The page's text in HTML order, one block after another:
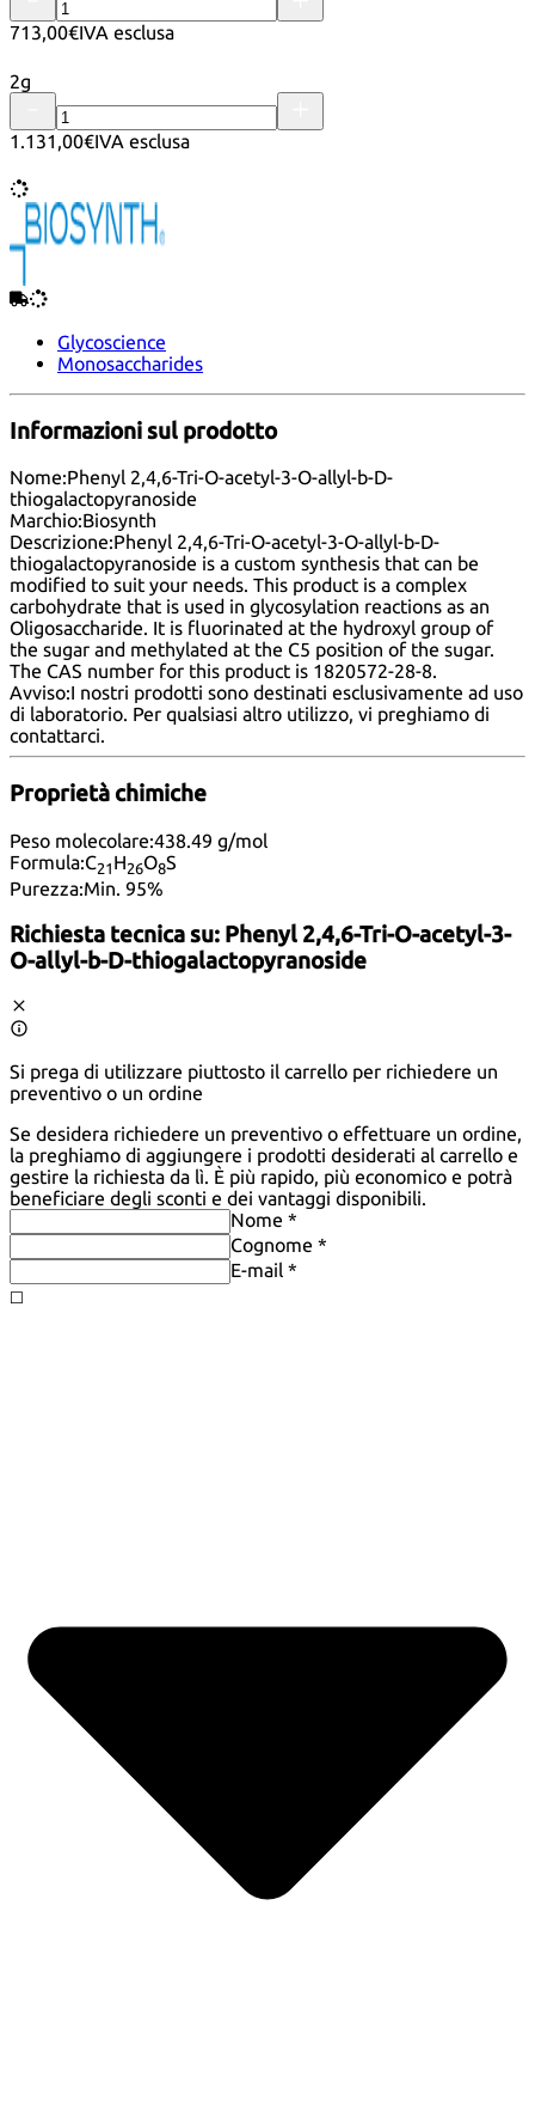
713,00€IVA esclusa
2g
1.131,00€IVA esclusa
Glycoscience
Monosaccharides
Informazioni sul prodotto
Nome:Phenyl 2,4,6-Tri-O-acetyl-3-O-allyl-b-D-
thiogalactopyranoside
Marchio:Biosynth
Descrizione:Phenyl 2,4,6-Tri-O-acetyl-3-O-allyl-b-D-
thiogalactopyranoside is a custom synthesis that can be
modified to suit your needs. This product is a complex
carbohydrate that is used in glycosylation reactions as an
Oligosaccharide. It is fluorinated at the hydroxyl group of
the sugar and methylated at the C5 position of the sugar.
The CAS number for this product is 1820572-28-8.
Avviso:I nostri prodotti sono destinati esclusivamente ad uso
di laboratorio. Per qualsiasi altro utilizzo, vi preghiamo di
contattarci.
Proprietà chimiche
Peso molecolare:438.49 g/mol
Formula:C21 H26O8S
Purezza:Min. 95%
Richiesta tecnica su: Phenyl 2,4,6-Tri-O-acetyl-3-
O-allyl-b-D-thiogalactopyranoside
Si prega di utilizzare piuttosto il carrello per richiedere un
preventivo o un ordine
Se desidera richiedere un preventivo o effettuare un ordine,
la preghiamo di aggiungere i prodotti desiderati al carrello e
gestire la richiesta da lì. È più rapido, più economico e potrà
beneficiare degli sconti e dei vantaggi disponibili.
Nome *
Cognome *
E-mail *
◻️